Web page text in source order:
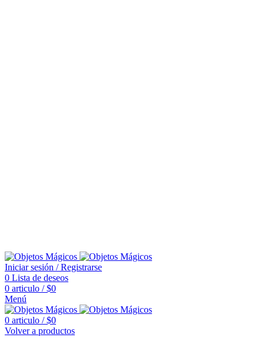
Iniciar sesión / Registrarse
0 Lista de deseos
0 articulo / $0
Menú
0 articulo / $0
Volver a productos